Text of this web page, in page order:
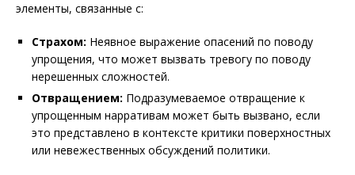
элементы, связанные с:
Страхом: Неявное выражение опасений по поводу
упрощения, что может вызвать тревогу по поводу
нерешенных сложностей.
Отвращением: Подразумеваемое отвращение к
упрощенным нарративам может быть вызвано, если
это представлено в контексте критики поверхностных
или невежественных обсуждений политики.